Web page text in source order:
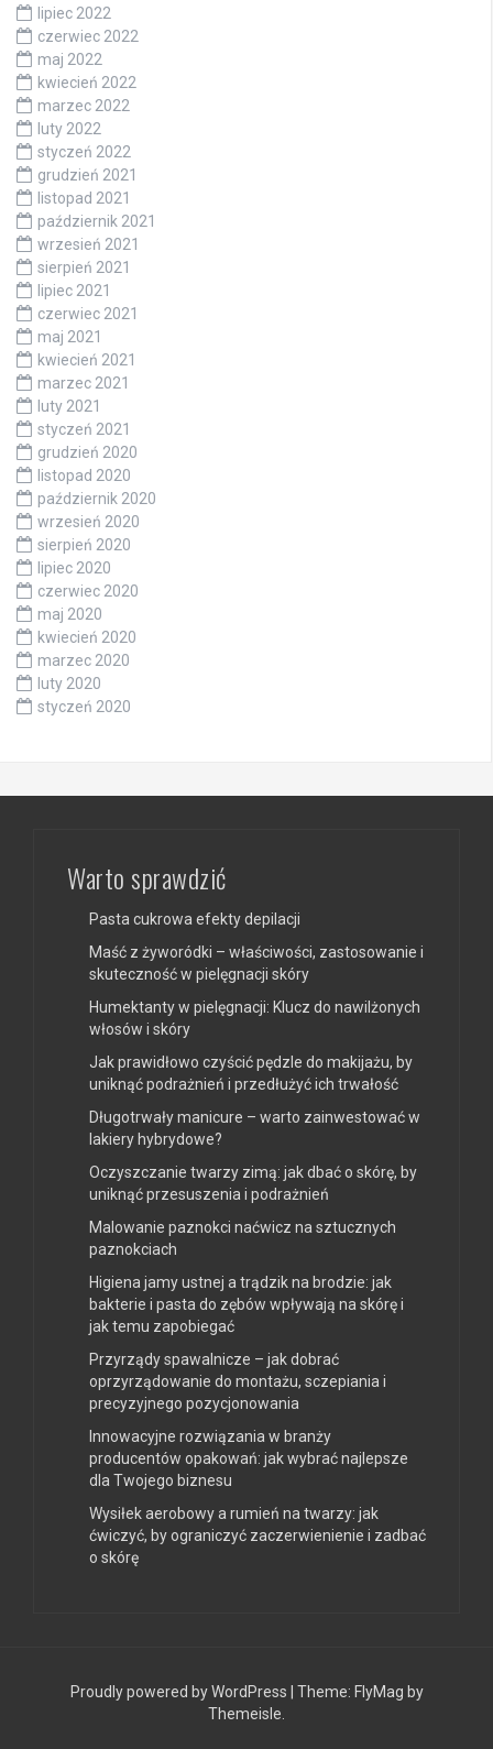
lipiec 2022
czerwiec 2022
maj 2022
kwiecień 2022
marzec 2022
luty 2022
styczeń 2022
grudzień 2021
listopad 2021
październik 2021
wrzesień 2021
sierpień 2021
lipiec 2021
czerwiec 2021
maj 2021
kwiecień 2021
marzec 2021
luty 2021
styczeń 2021
grudzień 2020
listopad 2020
październik 2020
wrzesień 2020
sierpień 2020
lipiec 2020
czerwiec 2020
maj 2020
kwiecień 2020
marzec 2020
luty 2020
styczeń 2020
Warto sprawdzić
Pasta cukrowa efekty depilacji
Maść z żyworódki – właściwości, zastosowanie i
skuteczność w pielęgnacji skóry
Humektanty w pielęgnacji: Klucz do nawilżonych
włosów i skóry
Jak prawidłowo czyścić pędzle do makijażu, by
uniknąć podrażnień i przedłużyć ich trwałość
Długotrwały manicure – warto zainwestować w
lakiery hybrydowe?
Oczyszczanie twarzy zimą: jak dbać o skórę, by
uniknąć przesuszenia i podrażnień
Malowanie paznokci naćwicz na sztucznych
paznokciach
Higiena jamy ustnej a trądzik na brodzie: jak
bakterie i pasta do zębów wpływają na skórę i
jak temu zapobiegać
Przyrządy spawalnicze – jak dobrać
oprzyrządowanie do montażu, sczepiania i
precyzyjnego pozycjonowania
Innowacyjne rozwiązania w branży
producentów opakowań: jak wybrać najlepsze
dla Twojego biznesu
Wysiłek aerobowy a rumień na twarzy: jak
ćwiczyć, by ograniczyć zaczerwienienie i zadbać
o skórę
Proudly powered by WordPress Theme: FlyMag by
Themeisle.